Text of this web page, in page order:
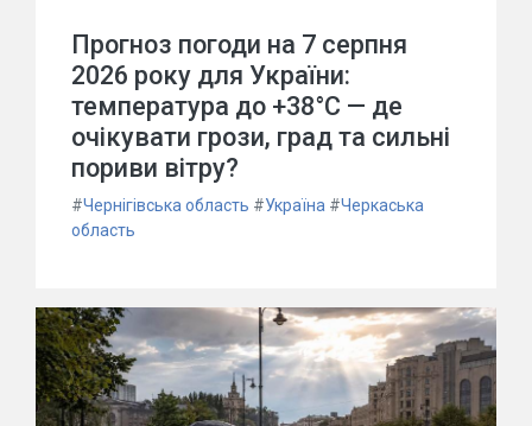
Прогноз погоди на 7 серпня
2026 року для України:
температура до +38°C — де
очікувати грози, град та сильні
пориви вітру?
#Чернігівська область #Україна #Черкаська
область